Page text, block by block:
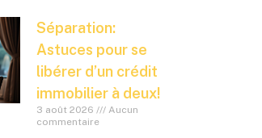
Séparation:
Astuces pour se
libérer d’un crédit
immobilier à deux!
3 août 2026
Aucun
commentaire